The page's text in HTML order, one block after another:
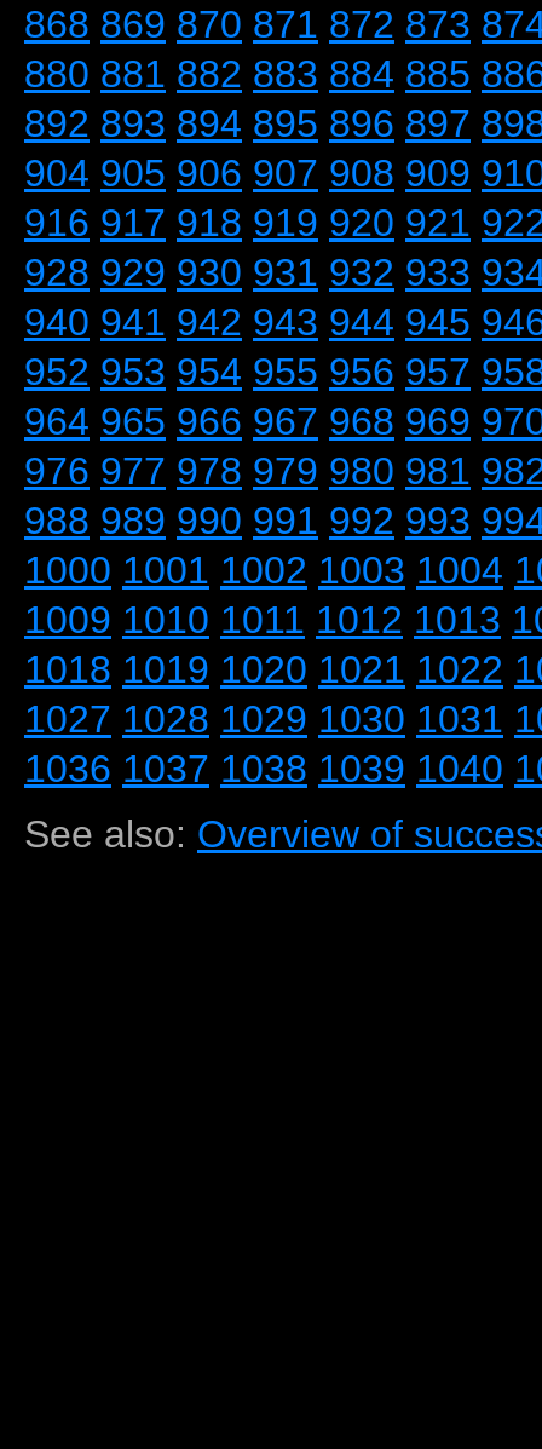
868 869 870 871 872 873
880 881 882 883 884 885
892 893 894 895 896 897
904 905 906 907 908 909
916 917 918 919 920 921
928 929 930 931 932 933
940 941 942 943 944 945
952 953 954 955 956 957
964 965 966 967 968 969
976 977 978 979 980 981
988 989 990 991 992 993
1000 1001 1002 1003 1004
1009 1010 1011 1012 1013
1018 1019 1020 1021 1022
1027 1028 1029 1030 1031
1036 1037 1038 1039 1040
See also: Overview of